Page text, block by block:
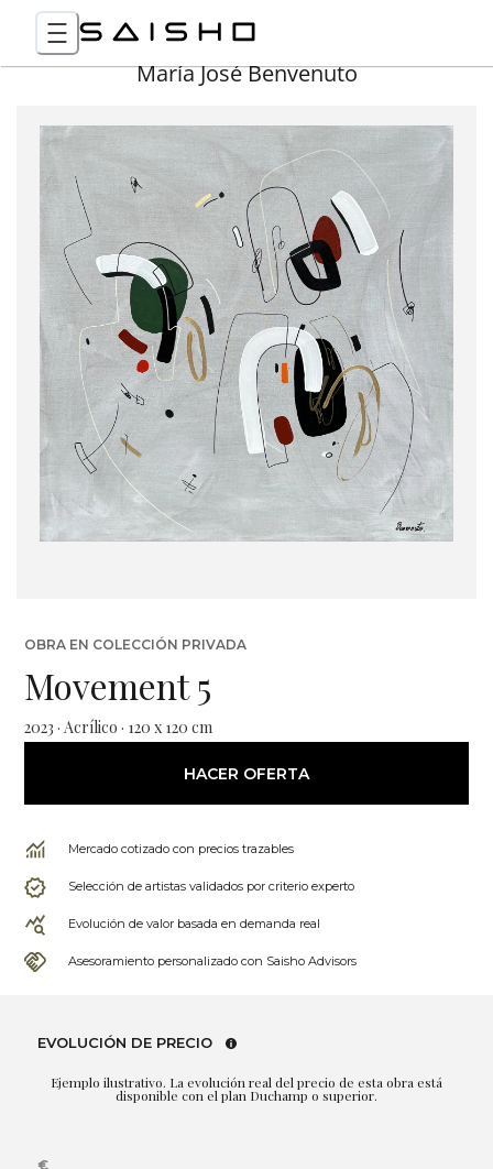
María José Benvenuto
OBRA EN COLECCIÓN PRIVADA
Movement 5
2023 · Acrílico · 120 x 120 cm
HACER OFERTA
Mercado cotizado con precios trazables
Selección de artistas validados por criterio experto
Evolución de valor basada en demanda real
Asesoramiento personalizado con Saisho Advisors
EVOLUCIÓN DE PRECIO
Ejemplo ilustrativo. La evolución real del precio de esta obra está
disponible con el plan Duchamp o superior.